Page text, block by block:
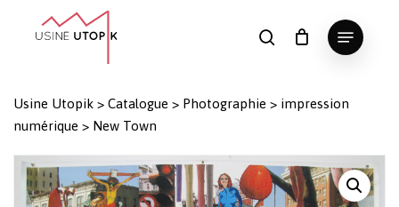
search
Menu
Panier Fermer
le
Usine Utopik > Catalogue > Photographie > impression
numérique > New Town
Close